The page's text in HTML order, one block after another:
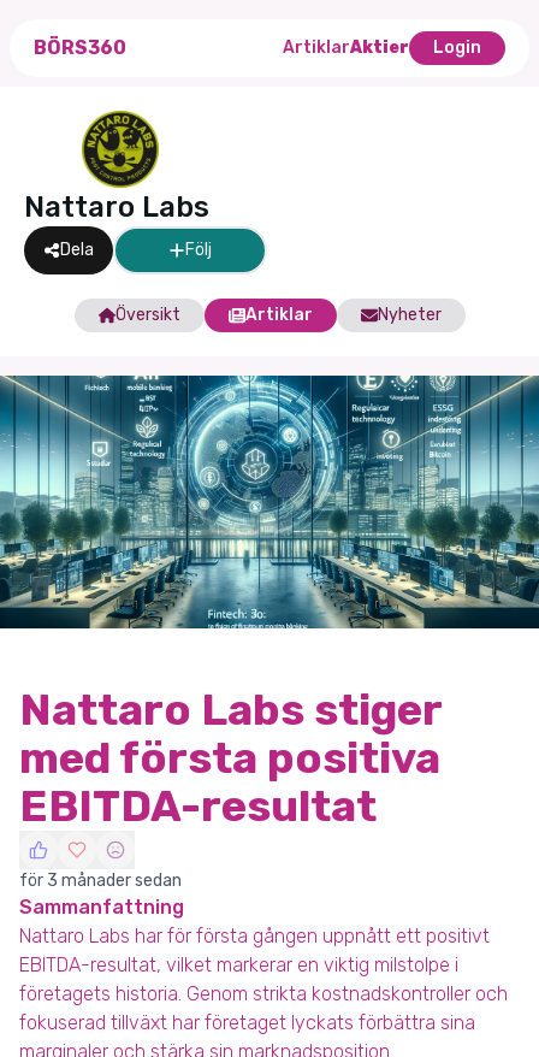
BÖRS360 ArtiklarAktier Login
Nattaro Labs
Dela Följ
Översikt Artiklar Nyheter
Nattaro Labs stiger
med första positiva
EBITDA-resultat
för 3 månader sedan
Sammanfattning
Nattaro Labs har för första gången uppnått ett positivt
EBITDA-resultat, vilket markerar en viktig milstolpe i
företagets historia. Genom strikta kostnadskontroller och
fokuserad tillväxt har företaget lyckats förbättra sina
marginaler och stärka sin marknadsposition.